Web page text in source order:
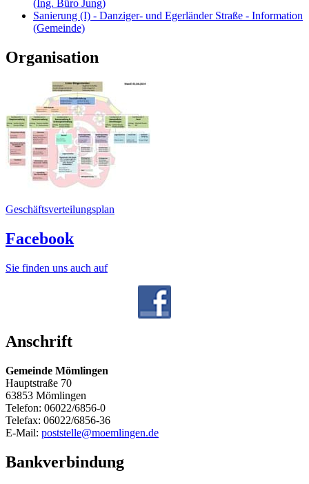
(Ing. Büro Jung)
Sanierung (I) - Danziger- und Egerländer Straße - Information
(Gemeinde)
Organisation
Geschäftsverteilungsplan
Facebook
Sie finden uns auch auf
Anschrift
Gemeinde Mömlingen
Hauptstraße 70
63853 Mömlingen
Telefon: 06022/6856-0
Telefax: 06022/6856-36
E-Mail: poststelle@moemlingen.de
Bankverbindung